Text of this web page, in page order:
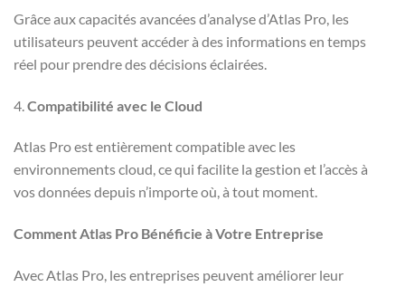
Grâce aux capacités avancées d’analyse d’Atlas Pro, les
utilisateurs peuvent accéder à des informations en temps
réel pour prendre des décisions éclairées.
4. Compatibilité avec le Cloud
Atlas Pro est entièrement compatible avec les
environnements cloud, ce qui facilite la gestion et l’accès à
vos données depuis n’importe où, à tout moment.
Comment Atlas Pro Bénéficie à Votre Entreprise
Avec Atlas Pro, les entreprises peuvent améliorer leur